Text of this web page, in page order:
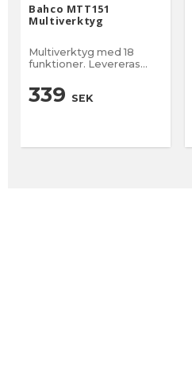
Bahco MTT151
Multiverktyg
Multiverktyg med 18
funktioner. Levereras
339 SEK